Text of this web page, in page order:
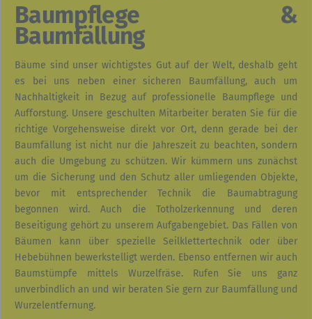
Baumpflege &
Baumfällung
Bäume sind unser wichtigstes Gut auf der Welt, deshalb geht
es bei uns neben einer sicheren Baumfällung, auch um
Nachhaltigkeit in Bezug auf professionelle Baumpflege und
Aufforstung. Unsere geschulten Mitarbeiter beraten Sie für die
richtige Vorgehensweise direkt vor Ort, denn gerade bei der
Baumfällung ist nicht nur die Jahreszeit zu beachten, sondern
auch die Umgebung zu schützen. Wir kümmern uns zunächst
um die Sicherung und den Schutz aller umliegenden Objekte,
bevor mit entsprechender Technik die Baumabtragung
begonnen wird. Auch die Totholzerkennung und deren
Beseitigung gehört zu unserem Aufgabengebiet. Das Fällen von
Bäumen kann über spezielle Seilklettertechnik oder über
Hebebühnen bewerkstelligt werden. Ebenso entfernen wir auch
Baumstümpfe mittels Wurzelfräse. Rufen Sie uns ganz
unverbindlich an und wir beraten Sie gern zur Baumfällung und
Wurzelentfernung.